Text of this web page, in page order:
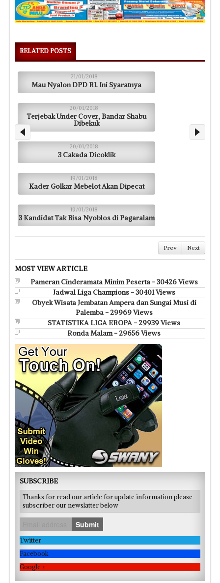
RELATED POSTS
21/01/2018
Mau Nyalon DPD RI. Ini Syaratnya
20/01/2018
Terjebak Under Cover, Bandar Shabu
Dibekuk
20/01/2018
3 Cakada Dicoklik
19/01/2018
Kader Golkar Mebelot Akan Dipecat
19/01/2018
3 Kandidat Tak Bisa Nyoblos di Pagaralam
Prev Next
MOST VIEW ARTICLE
Pameran Cinderamata Minim Peserta - 30426 Views
Jadwal Liga Champions - 30401 Views
Obyek Wisata Jembatan Ampera dan Sungai Musi di
Palemba - 29969 Views
STATISTIKA LIGA EROPA - 29939 Views
Ronda Malam - 29656 Views
SUBSCRIBE
Thanks for read our article for update information please
subscriber our newslatter below
Submit
Twitter
Facebook
Google +